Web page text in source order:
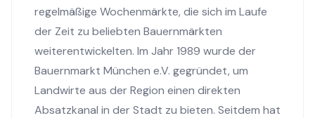
regelmäßige Wochenmärkte, die sich im Laufe
der Zeit zu beliebten Bauernmärkten
weiterentwickelten. Im Jahr 1989 wurde der
Bauernmarkt München e.V. gegründet, um
Landwirte aus der Region einen direkten
Absatzkanal in der Stadt zu bieten. Seitdem hat